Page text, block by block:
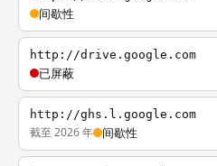
间歇性
http://drive.google.com
已屏蔽
http://ghs.l.google.com
截至 2026 年 间歇性